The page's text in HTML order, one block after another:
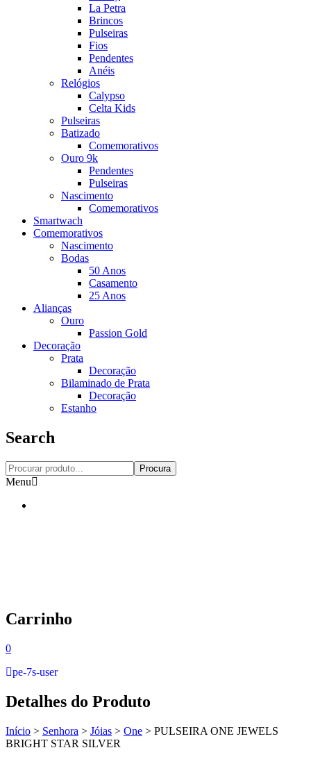
La Petra
Brincos
Pulseiras
Fios
Pendentes
Anéis
Relógios
Calypso
Celta Kids
Pulseiras
Batizado
Comemorativos
Ouro 9k
Pendentes
Pulseiras
Nascimento
Comemorativos
Smartwach
Comemorativos
Nascimento
Bodas
50 Anos
Casamento
25 Anos
Alianças
Ouro
Passion Gold
Decoração
Prata
Decoração
Bilaminado de Prata
Decoração
Estanho
Search
Procura
Menu
Carrinho
0
pe-7s-user
Detalhes do Produto
Início > Senhora > Jóias > One > PULSEIRA ONE JEWELS
BRIGHT STAR SILVER